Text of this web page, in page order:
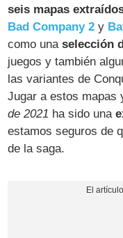
seis mapas
Bad Company 2 y
como unaselección
juegos y también
las variantes de
Jugar a estos
de 2021 ha sido una
estamos seguros de
de la saga.